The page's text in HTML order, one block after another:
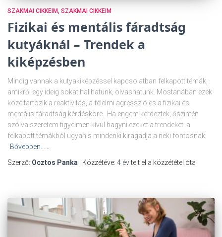
SZAKMAI CIKKEIM SZAKMAI CIKKEIM
Fizikai és mentális fáradtság
kutyáknál – Trendek a
kiképzésben
Mindig vannak a kutyakiképzéssel kapcsolatban felkapott témák,
amikről egy ideig sokat hallhatunk, olvashatunk. Mostanában ezek
közé tartozik a reaktivitás, a félelmi agresszió és a fizikai és
mentális fáradtság kérdésköre. Ha engem kérdeztek, őszintén
szólva szeretem figyelmen kívül hagyni ezeket a trendeket: a
felkapott témákból ugyanis mindenki kiragadja a neki fontosnak
Bővebben……
Szerző: Ocztos Panka | Közzétéve: 4 évtelt el a közzététel óta